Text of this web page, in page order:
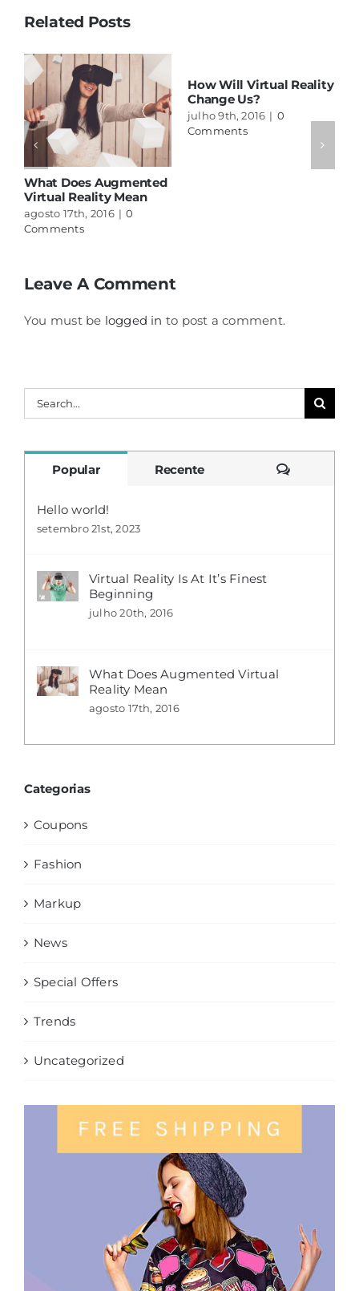
Related Posts
What Does Augmented
Virtual Reality Mean
agosto 17th, 2016 | 0
Comments
How Will Virtual Reality
Change Us?
julho 9th, 2016 | 0
Comments
Leave A Comment
You must be logged in to post a comment.
Buscar
resultados
Popular
Recente
Hello world!
setembro 21st, 2023
Virtual Reality Is At It’s Finest
Beginning
julho 20th, 2016
What Does Augmented Virtual
Reality Mean
agosto 17th, 2016
Categorias
Coupons
Fashion
Markup
News
Special Offers
Trends
Uncategorized